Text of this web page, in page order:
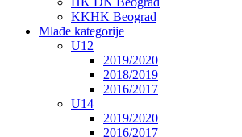
KKHK Beograd
Mlađe kategorije
U12
2019/2020
2018/2019
2016/2017
U14
2019/2020
2016/2017